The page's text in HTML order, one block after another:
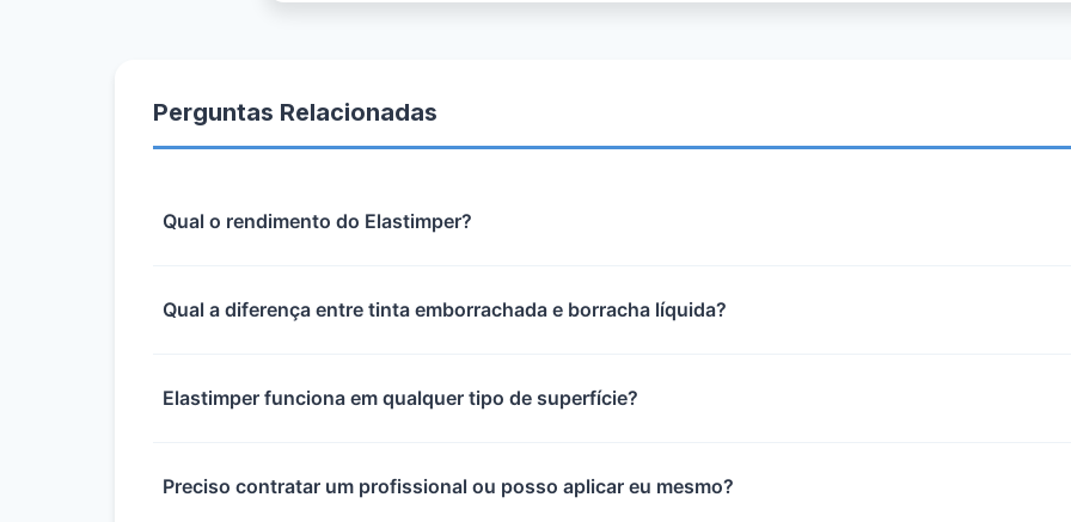
Perguntas Relacionadas
Qual o rendimento do Elastimper?
Qual a diferença entre tinta emborrachada e borracha líquida?
Elastimper funciona em qualquer tipo de superfície?
Preciso contratar um profissional ou posso aplicar eu mesmo?